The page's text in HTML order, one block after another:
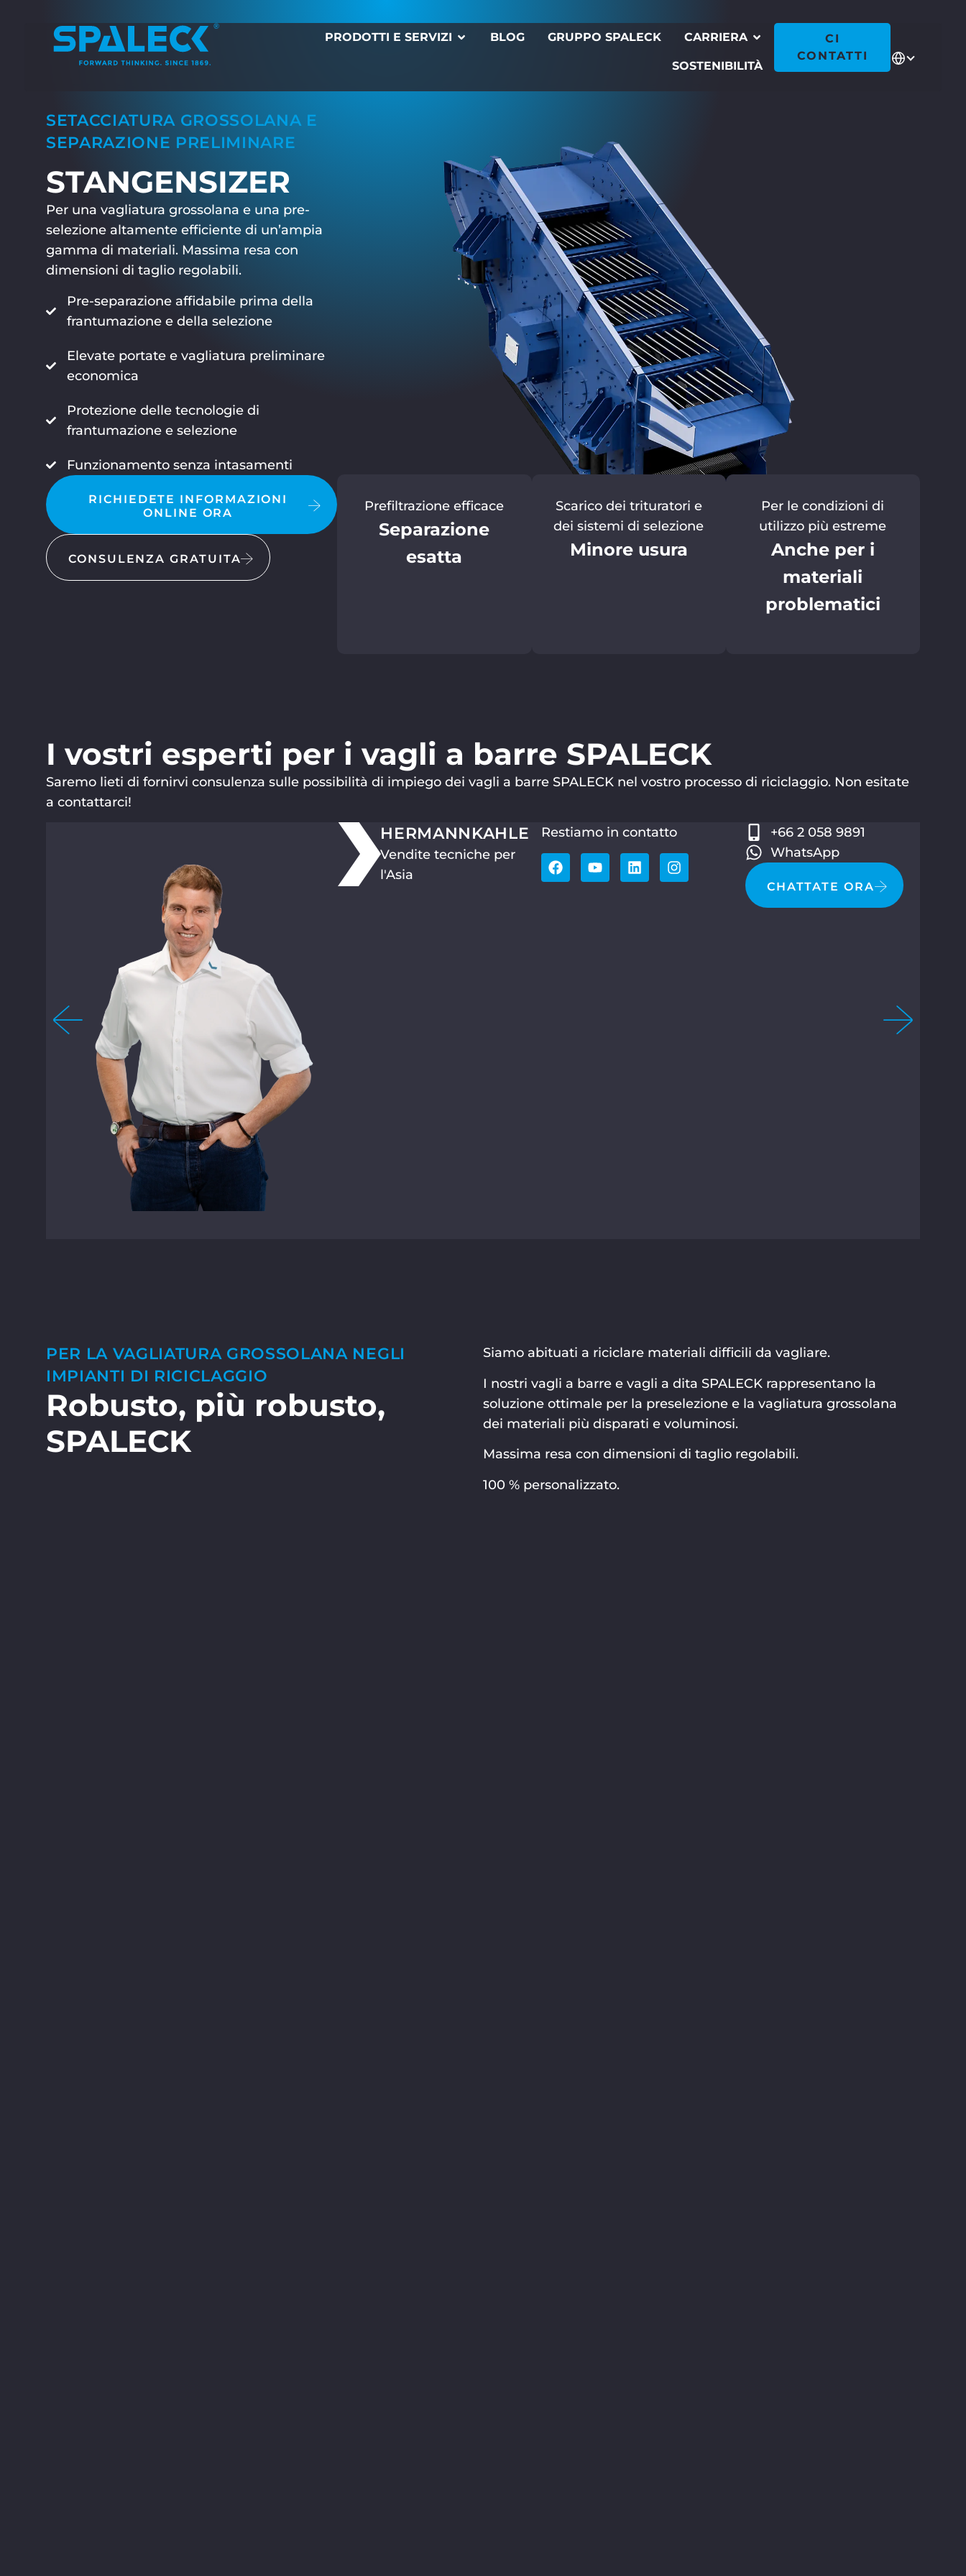
PRODOTTI E SERVIZI BLOG GRUPPO SPALECK CARRIERA
SOSTENIBILITÀ
CI
CONTATTI
SETACCIATURA GROSSOLANA E
SEPARAZIONE PRELIMINARE
STANGENSIZER
Per una vagliatura grossolana e una pre-
selezione altamente efficiente di un’ampia
gamma di materiali. Massima resa con
dimensioni di taglio regolabili.
Pre-separazione affidabile prima della
frantumazione e della selezione
Elevate portate e vagliatura preliminare
economica
Protezione delle tecnologie di
frantumazione e selezione
Funzionamento senza intasamenti
RICHIEDETE INFORMAZIONI
ONLINE ORA
CONSULENZA GRATUITA
Prefiltrazione efficace
Separazione
esatta
Scarico dei trituratori e
dei sistemi di selezione
Minore usura
Per le condizioni di
utilizzo più estreme
Anche per i
materiali
problematici
I vostri esperti per i vagli a barre SPALECK
Saremo lieti di fornirvi consulenza sulle possibilità di impiego dei vagli a barre SPALECK nel vostro processo di riciclaggio. Non esitate
a contattarci!
HERMANNKAHLE
Vendite tecniche per
l'Asia
Restiamo in contatto
+66 2 058 9891
WhatsApp
CHATTATE ORA
PER LA VAGLIATURA GROSSOLANA NEGLI
IMPIANTI DI RICICLAGGIO
Robusto, più robusto,
SPALECK
Siamo abituati a riciclare materiali difficili da vagliare.
I nostri vagli a barre e vagli a dita SPALECK rappresentano la
soluzione ottimale per la preselezione e la vagliatura grossolana
dei materiali più disparati e voluminosi.
Massima resa con dimensioni di taglio regolabili.
100 % personalizzato.